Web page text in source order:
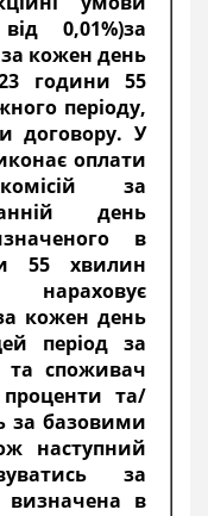
0,01%)за
кожен день
години 55
періоду,
договору. У
оплати
за
день
в
55 хвилин
нараховує
кожен день
період за
споживач
та/
за базовими
наступний
за
в